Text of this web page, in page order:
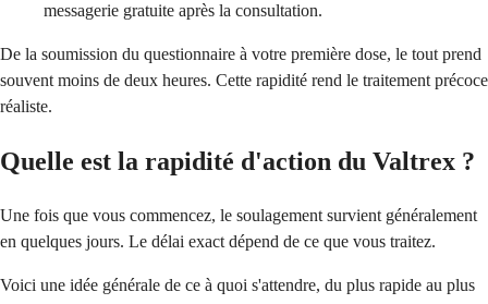
messagerie gratuite après la consultation.
De la soumission du questionnaire à votre première dose, le tout prend
souvent moins de deux heures. Cette rapidité rend le traitement précoce
réaliste.
Quelle est la rapidité d'action du Valtrex ?
Une fois que vous commencez, le soulagement survient généralement
en quelques jours. Le délai exact dépend de ce que vous traitez.
Voici une idée générale de ce à quoi s'attendre, du plus rapide au plus